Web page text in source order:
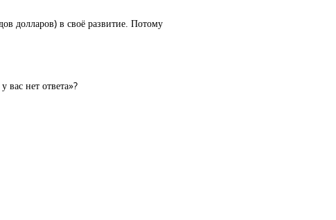
долларов) в своё развитие. Потому
вас нет ответа»?